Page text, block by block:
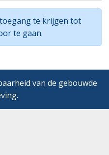
te krijgen tot
te gaan.
van de gebouwde